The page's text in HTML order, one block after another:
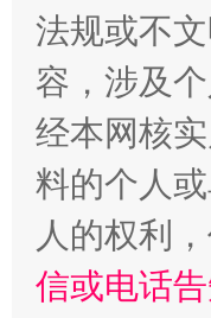
法规或不
容，涉及
经本网核
料的个人
人的权利
信或电话